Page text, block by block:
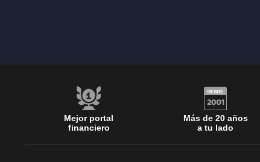
Mejor portal
financiero
Más de 20 años
a tu lado